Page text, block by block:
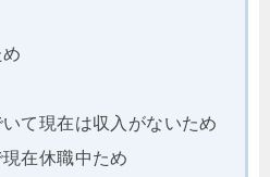
て現在は収入がないため
在休職中ため